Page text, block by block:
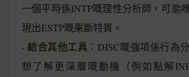
一個平時係INTP嘅理性分析師，可能
現出ESTP嘅果斷特質。
- 結合其他工具 ：DISC嘅強項係行為
想了解更深層嘅動機（例如點解